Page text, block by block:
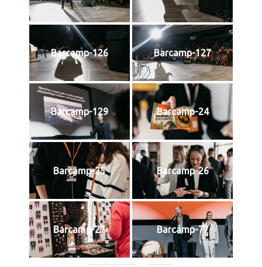
Barcamp-126 Barcamp-127
Barcamp-129 Barcamp-24
Barcamp-25 Barcamp-26
Barcamp-27 Barcamp-77